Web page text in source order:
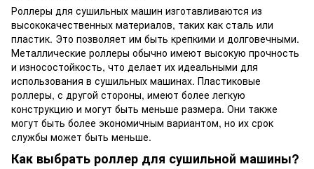
Роллеры для сушильных машин изготавливаются из
высококачественных материалов, таких как сталь или
пластик. Это позволяет им быть крепкими и долговечными.
Металлические роллеры обычно имеют высокую прочность
и износостойкость, что делает их идеальными для
использования в сушильных машинах. Пластиковые
роллеры, с другой стороны, имеют более легкую
конструкцию и могут быть меньше размера. Они также
могут быть более экономичным вариантом, но их срок
службы может быть меньше.
Как выбрать роллер для сушильной машины?